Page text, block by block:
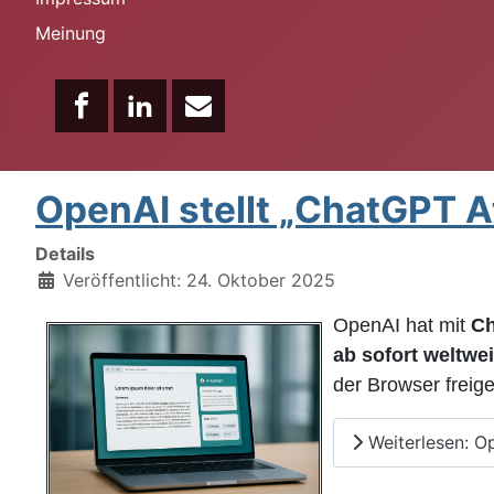
Meinung
OpenAI stellt „ChatGPT
Details
Veröffentlicht: 24. Oktober 2025
OpenAI hat mit
ab sofort
der Browser
Weiterlesen: